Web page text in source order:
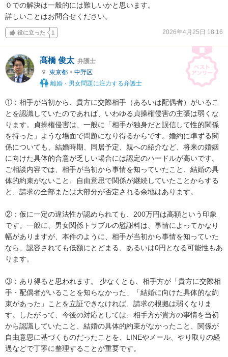
０での解決は一般的には難しいかと思います。
詳しいことはお問合せください。
役に立った 1 2026年4月25日 18:16
髙橋 俊太 弁護士
東京都 > 中野区
離婚・男女問題に注力する弁護士
①：相手が当初から、貴方に交際相手（あるいは配偶者）がいるこ
とを認識していたのであれば、いわゆる貞操権侵害の主張は弱くな
ります。貞操権侵害は、一般に「相手が独身だと誤信して性的関係
を持った」ような場面で問題になり得るからです。婚約に準ずる関
係についても、結婚時期、同居予定、親への紹介など、将来の婚姻
に向けた具体的合意が乏しい場合には認定のハードルが高いです。
ご相談内容では、相手が当初から事情を知っていたこと、結婚の具
体的約束がないこと、自由意思で関係が継続していたことからする
と、請求の全部または大部分が否定される余地はあります。
②：仮に一定の違法性が認められても、200万円は高額という印象
です。一般に、男女関係トラブルの慰謝料は、事情によってかなり
幅がありますが、本件のように、相手が当初から事情を知っていた
なら、認容されても低額にとどまる、あるいは0円となる可能性もあ
ります。
③：あり得ると思われます。 少なくとも、相手方が「貴方に交際相
手・配偶者がいることを知らなかった」「結婚に向けた具体的な約
束があった」ことを立証できなければ、請求の根拠は弱くなりま
す。したがって、今後の対応としては、相手方が貴方の事情を当初
から認識していたこと、結婚の具体的約束がなかったこと、関係が
自由意思に基づくものだったことを、LINEやメール、やり取りの経
過などで丁寧に整理することが重要です。